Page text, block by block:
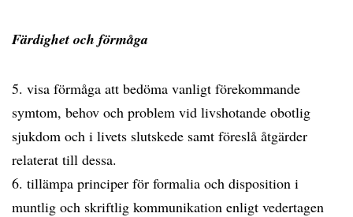
Färdighet och förmåga
5. visa förmåga att bedöma vanligt förekommande
symtom, behov och problem vid livshotande obotlig
sjukdom och i livets slutskede samt föreslå åtgärder
relaterat till dessa.
6. tillämpa principer för formalia och disposition i
muntlig och skriftlig kommunikation enligt vedertagen